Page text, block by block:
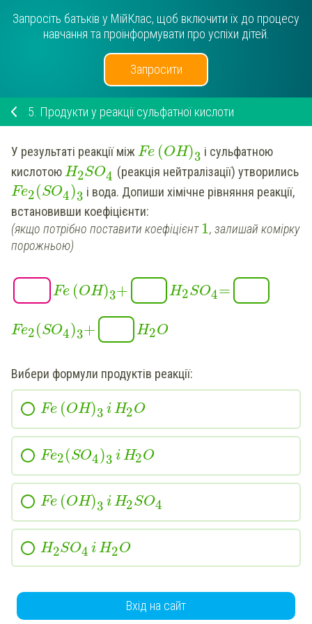
Запросіть батьків у МійКлас, щоб включити їх до процесу
навчання та проінформувати про успіхи дітей.
Запросити
5. Продукти у реакції сульфатної кислоти
У результаті реакції між Fe (OH)3 і сульфатною
кислотоюH2SO4 (реакція нейтралізації) утворились
Fe2(SO4)3 і вода. Допиши хімічне рівняння реакції,
встановивши коефіцієнти:
(якщо потрібно поставити коефіцієнт1, залишай комірку
порожньою)
Fe (OH)3+ H2SO4=
Fe2(SO4)3+ H2O
Вибери формули продуктів реакції:
Fe (OH)3 iH2O
Fe2(SO4)3 iH2O
Fe (OH)3 iH2SO4
H2SO4 iH2O
Вхід на сайт